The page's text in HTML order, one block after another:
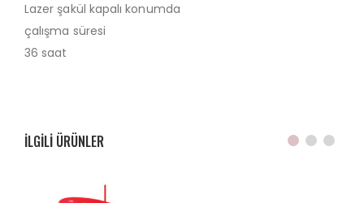
Lazer şakül kapalı konumda
çalışma süresi
36 saat
ILGILI ÜRÜNLER